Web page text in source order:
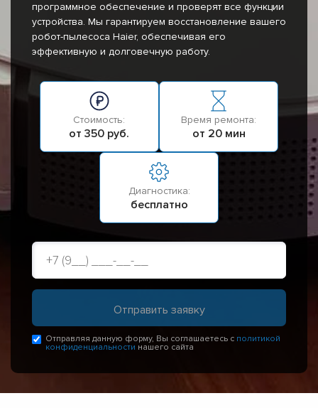
программное обеспечение и проверят все функции
устройства. Мы гарантируем восстановление вашего
робот-пылесоса Haier, обеспечивая его
эффективную и долговечную работу.
Стоимость:
от 350 руб.
Время ремонта:
от 20 мин
Диагностика:
бесплатно
Отправляя данную форму, Вы соглашаетесь с политикой
конфиденциальности нашего сайта